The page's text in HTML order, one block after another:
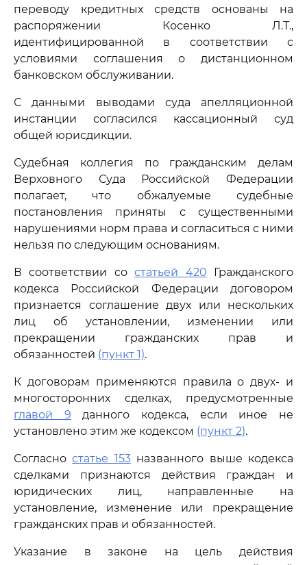
переводу кредитных средств основаны на
распоряжении Косенко Л.Т.,
идентифицированной в соответствии с
условиями соглашения о дистанционном
банковском обслуживании.
С данными выводами суда апелляционной
инстанции согласился кассационный суд
общей юрисдикции.
Судебная коллегия по гражданским делам
Верховного Суда Российской Федерации
полагает, что обжалуемые судебные
постановления приняты с существенными
нарушениями норм права и согласиться с ними
нельзя по следующим основаниям.
В соответствии состатьей 420 Гражданского
кодекса Российской Федерации договором
признается соглашение двух или нескольких
лиц об установлении, изменении или
прекращении гражданских прав и
обязанностей (пункт 1).
К договорам применяются правила о двух- и
многосторонних сделках, предусмотренные
главой 9 данного кодекса, если иное не
установлено этим же кодексом (пункт 2).
Согласностатье 153названного выше кодекса
сделками признаются действия граждан и
юридических лиц, направленные на
установление, изменение или прекращение
гражданских прав и обязанностей.
Указание в законе на цель действия